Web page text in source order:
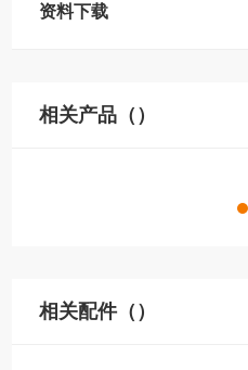
资料下载
相关产品（）
相关配件（）